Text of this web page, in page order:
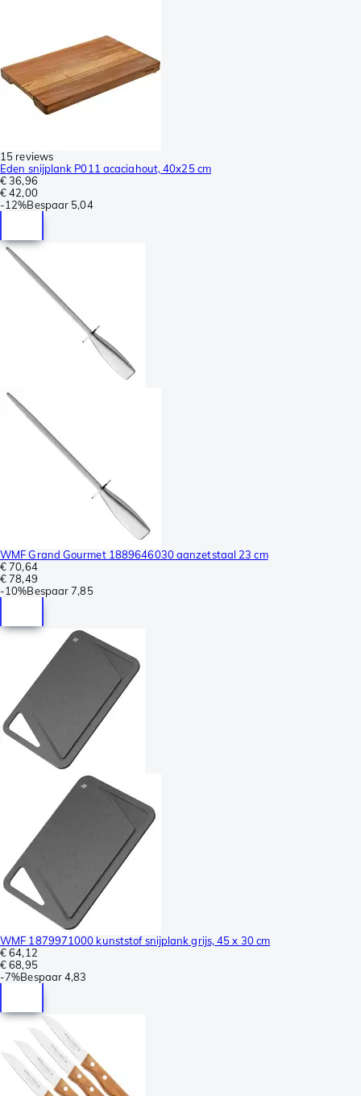
15 reviews
Eden snijplank P011 acaciahout, 40x25 cm
€ 36,96
€ 42,00
-12%Bespaar 5,04
WMF Grand Gourmet 1889646030 aanzetstaal 23 cm
€ 70,64
€ 78,49
-10%Bespaar 7,85
WMF 1879971000 kunststof snijplank grijs, 45 x 30 cm
€ 64,12
€ 68,95
-7%Bespaar4,83